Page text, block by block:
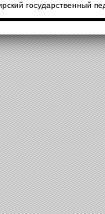
государственный